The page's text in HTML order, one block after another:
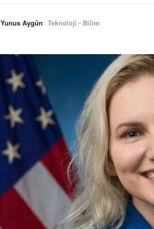
Yunus Aygün Teknoloji - Bilim